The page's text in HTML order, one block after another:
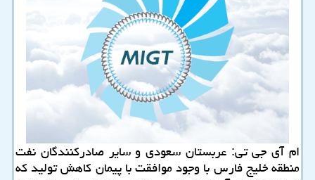
ام آی جی تی: عربستان سعودی و سایر صادركنندگان نفت
منطقه خلیج فارس با وجود موافقت با پیمان كاهش تولید كه